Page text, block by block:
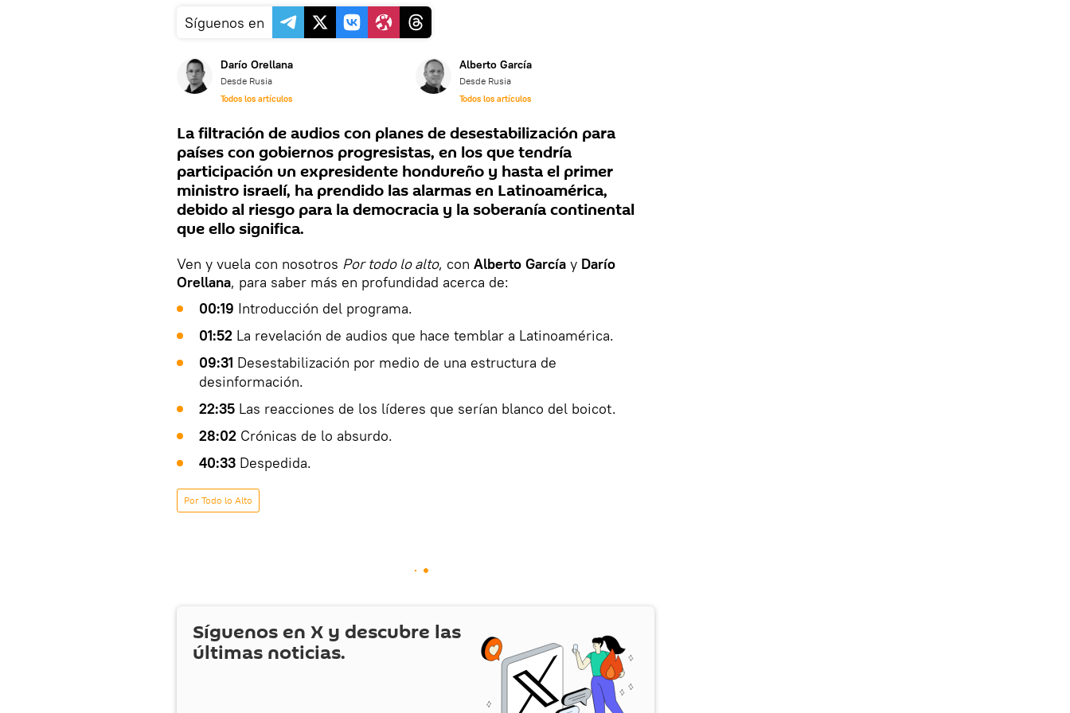
Síguenos en
Darío Orellana
Desde Rusia
Todos los artículos
Alberto García
Desde Rusia
Todos los artículos
La filtración de audios con planes de desestabilización para
países con gobiernos progresistas, en los que tendría
participación un expresidente hondureño y hasta el primer
ministro israelí, ha prendido las alarmas en Latinoamérica,
debido al riesgo para la democracia y la soberanía continental
que ello significa.
Ven y vuela con nosotros Por todo lo alto, con Alberto García y Darío
Orellana, para saber más en profundidad acerca de:
00:19 Introducción del programa.
01:52 La revelación de audios que hace temblar a Latinoamérica.
09:31 Desestabilización por medio de una estructura de
desinformación.
22:35 Las reacciones de los líderes que serían blanco del boicot.
28:02 Crónicas de lo absurdo.
40:33 Despedida.
Por Todo lo Alto
Síguenos en X y descubre las
últimas noticias.